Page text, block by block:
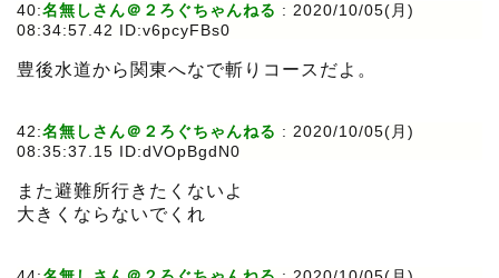
40:名無しさん＠２ろぐちゃんねる : 2020/10/05(月)
08:34:57.42 ID:v6pcyFBs0
豊後水道から関東へなで斬りコースだよ。
42:名無しさん＠２ろぐちゃんねる : 2020/10/05(月)
08:35:37.15 ID:dVOpBgdN0
また避難所行きたくないよ
大きくならないでくれ